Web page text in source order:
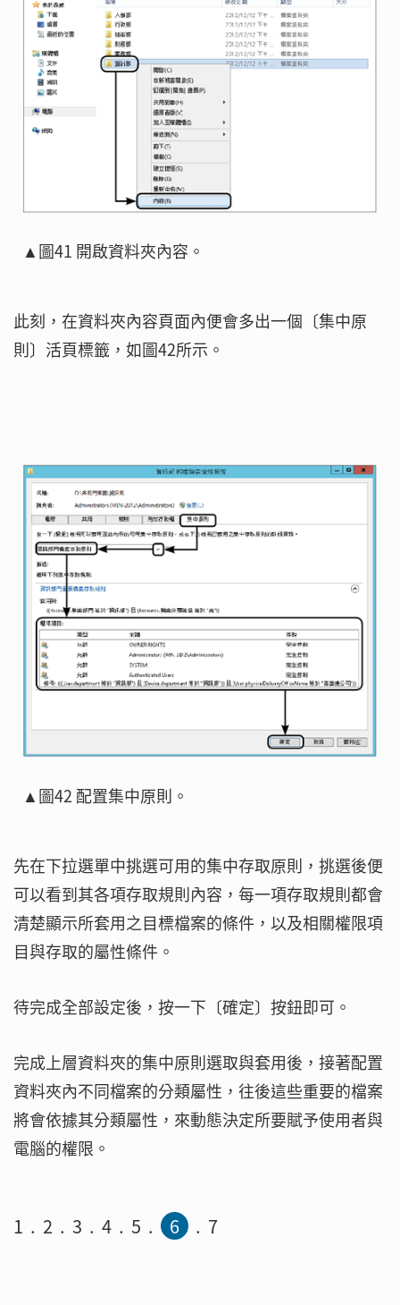
▲圖41 開啟資料夾內容。
此刻，在資料夾內容頁面內便會多出一個〔集中原
則〕活頁標籤，如圖42所示。
▲圖42 配置集中原則。
先在下拉選單中挑選可用的集中存取原則，挑選後便
可以看到其各項存取規則內容，每一項存取規則都會
清楚顯示所套用之目標檔案的條件，以及相關權限項
目與存取的屬性條件。
待完成全部設定後，按一下〔確定〕按鈕即可。
完成上層資料夾的集中原則選取與套用後，接著配置
資料夾內不同檔案的分類屬性，往後這些重要的檔案
將會依據其分類屬性，來動態決定所要賦予使用者與
電腦的權限。
1 2 3 4 5 6 7